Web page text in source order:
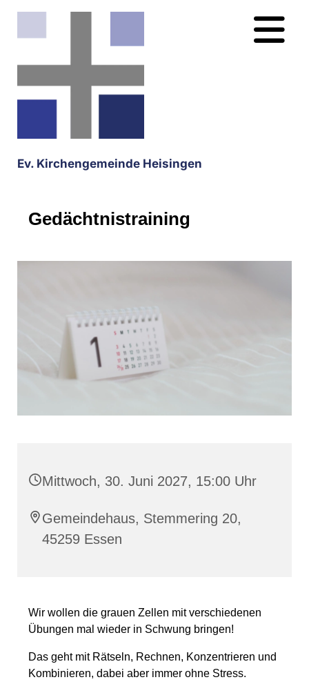
Ev. Kirchengemeinde Heisingen
Gedächtnistraining
Mittwoch, 30. Juni 2027, 15:00 Uhr
Gemeindehaus, Stemmering 20,
45259 Essen
Wir wollen die grauen Zellen mit verschiedenen
Übungen mal wieder in Schwung bringen!
Das geht mit Rätseln, Rechnen, Konzentrieren und
Kombinieren, dabei aber immer ohne Stress.